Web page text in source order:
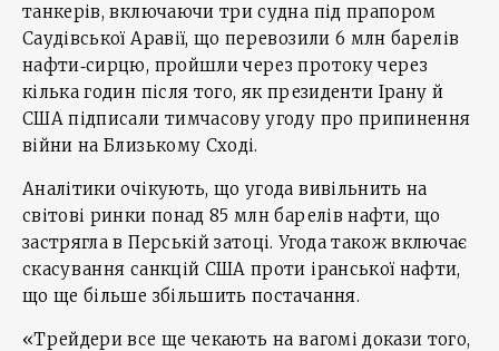
танкерів, включаючи три судна під прапором
Саудівської Аравії, що перевозили 6 млн барелів
нафти‑сирцю, пройшли через протоку через
кілька годин після того, як президенти Ірану й
США підписали тимчасову угоду про припинення
війни на Близькому Сході.
Аналітики очікують, що угода вивільнить на
світові ринки понад 85 млн барелів нафти, що
застрягла в Перській затоці. Угода також включає
скасування санкцій США проти іранської нафти,
що ще більше збільшить постачання.
«Трейдери все ще чекають на вагомі докази того,